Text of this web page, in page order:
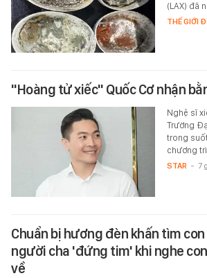
(LAX) đã
THẾ GIỚI
"Hoàng tử xiếc" Quốc Cơ nhận
Nghệ sĩ
Trường
trong
chương
STAR - 7
Chuẩn bị hương đèn khấn tìm
người cha 'đứng tim' khi nghe
về